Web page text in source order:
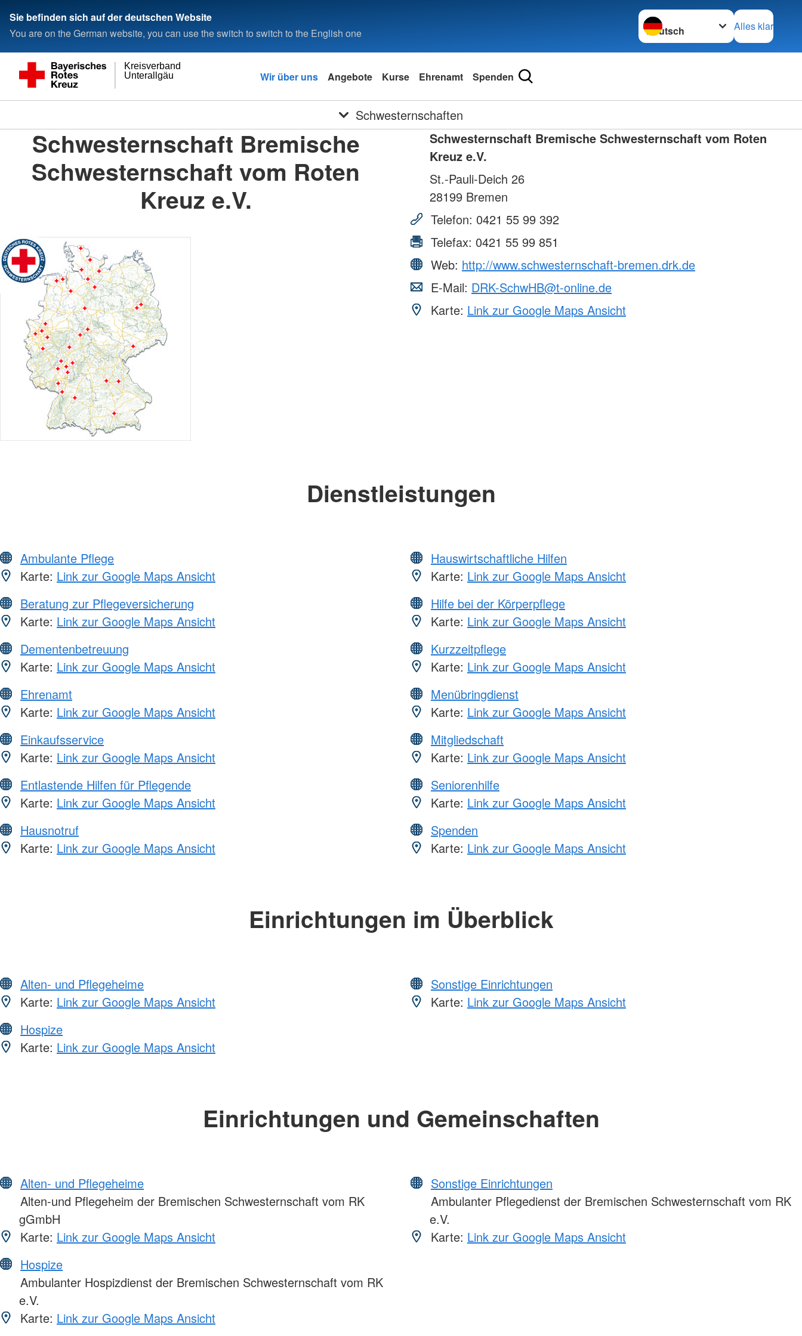
Sie befinden sich auf der deutschen Website
You are on the German website, you can use the switch to switch to the English one
Sprache wechseln zu
Alles klar
Unterallgäu
Kreisverband
Wir über uns Angebote Kurse Ehrenamt Spenden
Schwesternschaften
Schwesternschaft Bremische
Schwesternschaft vom Roten
Kreuz e.V.
Schwesternschaft Bremische Schwesternschaft vom Roten
Kreuz e.V.
St.-Pauli-Deich 26
28199 Bremen
Telefon: 0421 55 99 392
Telefax: 0421 55 99 851
Web: http://www.schwesternschaft-bremen.drk.de
E-Mail: DRK-SchwHB@t-online.de
Karte: Link zur Google Maps Ansicht
Dienstleistungen
Ambulante Pflege
Karte: Link zur Google Maps Ansicht
Beratung zur Pflegeversicherung
Karte: Link zur Google Maps Ansicht
Dementenbetreuung
Karte: Link zur Google Maps Ansicht
Ehrenamt
Karte: Link zur Google Maps Ansicht
Einkaufsservice
Karte: Link zur Google Maps Ansicht
Entlastende Hilfen für Pflegende
Karte: Link zur Google Maps Ansicht
Hausnotruf
Karte: Link zur Google Maps Ansicht
Hauswirtschaftliche Hilfen
Karte: Link zur Google Maps Ansicht
Hilfe bei der Körperpflege
Karte: Link zur Google Maps Ansicht
Kurzzeitpflege
Karte: Link zur Google Maps Ansicht
Menübringdienst
Karte: Link zur Google Maps Ansicht
Mitgliedschaft
Karte: Link zur Google Maps Ansicht
Seniorenhilfe
Karte: Link zur Google Maps Ansicht
Spenden
Karte: Link zur Google Maps Ansicht
Einrichtungen im Überblick
Alten- und Pflegeheime
Karte: Link zur Google Maps Ansicht
Hospize
Karte: Link zur Google Maps Ansicht
Sonstige Einrichtungen
Karte: Link zur Google Maps Ansicht
Einrichtungen und Gemeinschaften
Alten- und Pflegeheime
Alten-und Pflegeheim der Bremischen Schwesternschaft vom RK
gGmbH
Karte: Link zur Google Maps Ansicht
Hospize
Ambulanter Hospizdienst der Bremischen Schwesternschaft vom RK
e.V.
Karte: Link zur Google Maps Ansicht
Sonstige Einrichtungen
Ambulanter Pflegedienst der Bremischen Schwesternschaft vom RK
e.V.
Karte: Link zur Google Maps Ansicht